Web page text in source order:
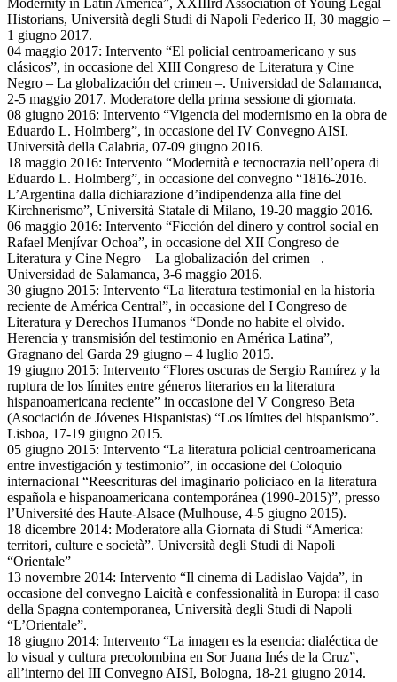
Modernity in Latin America”, XXIIIrd Association of Young Legal
Historians, Università degli Studi di Napoli Federico II, 30 maggio –
1 giugno 2017.
04 maggio 2017: Intervento “El policial centroamericano y sus
clásicos”, in occasione del XIII Congreso de Literatura y Cine
Negro – La globalización del crimen –. Universidad de Salamanca,
2-5 maggio 2017. Moderatore della prima sessione di giornata.
08 giugno 2016: Intervento “Vigencia del modernismo en la obra de
Eduardo L. Holmberg”, in occasione del IV Convegno AISI.
Università della Calabria, 07-09 giugno 2016.
18 maggio 2016: Intervento “Modernità e tecnocrazia nell’opera di
Eduardo L. Holmberg”, in occasione del convegno “1816-2016.
L’Argentina dalla dichiarazione d’indipendenza alla fine del
Kirchnerismo”, Università Statale di Milano, 19-20 maggio 2016.
06 maggio 2016: Intervento “Ficción del dinero y control social en
Rafael Menjívar Ochoa”, in occasione del XII Congreso de
Literatura y Cine Negro – La globalización del crimen –.
Universidad de Salamanca, 3-6 maggio 2016.
30 giugno 2015: Intervento “La literatura testimonial en la historia
reciente de América Central”, in occasione del I Congreso de
Literatura y Derechos Humanos “Donde no habite el olvido.
Herencia y transmisión del testimonio en América Latina”,
Gragnano del Garda 29 giugno – 4 luglio 2015.
19 giugno 2015: Intervento “Flores oscuras de Sergio Ramírez y la
ruptura de los límites entre géneros literarios en la literatura
hispanoamericana reciente” in occasione del V Congreso Beta
(Asociación de Jóvenes Hispanistas) “Los límites del hispanismo”.
Lisboa, 17-19 giugno 2015.
05 giugno 2015: Intervento “La literatura policial centroamericana
entre investigación y testimonio”, in occasione del Coloquio
internacional “Reescrituras del imaginario policiaco en la literatura
española e hispanoamericana contemporánea (1990-2015)”, presso
l’Université des Haute-Alsace (Mulhouse, 4-5 giugno 2015).
18 dicembre 2014: Moderatore alla Giornata di Studi “America:
territori, culture e società”. Università degli Studi di Napoli
“Orientale”
13 novembre 2014: Intervento “Il cinema di Ladislao Vajda”, in
occasione del convegno Laicità e confessionalità in Europa: il caso
della Spagna contemporanea, Università degli Studi di Napoli
“L’Orientale”.
18 giugno 2014: Intervento “La imagen es la esencia: dialéctica de
lo visual y cultura precolombina en Sor Juana Inés de la Cruz”,
all’interno del III Convegno AISI, Bologna, 18-21 giugno 2014.